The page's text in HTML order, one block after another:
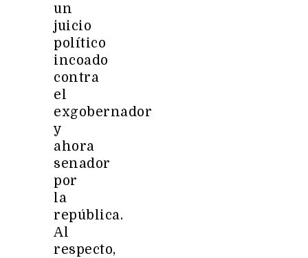
un
juicio
político
incoado
contra
el
exgobernador
y
ahora
senador
por
la
república.
Al
respecto,